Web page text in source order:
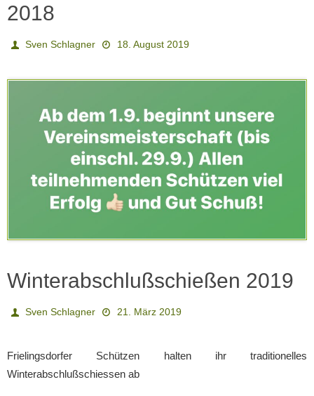
2018
Sven Schlagner 18. August 2019
Winterabschlußschießen 2019
Sven Schlagner 21. März 2019
Frielingsdorfer Schützen halten ihr traditionelles
Winterabschlußschiessen ab